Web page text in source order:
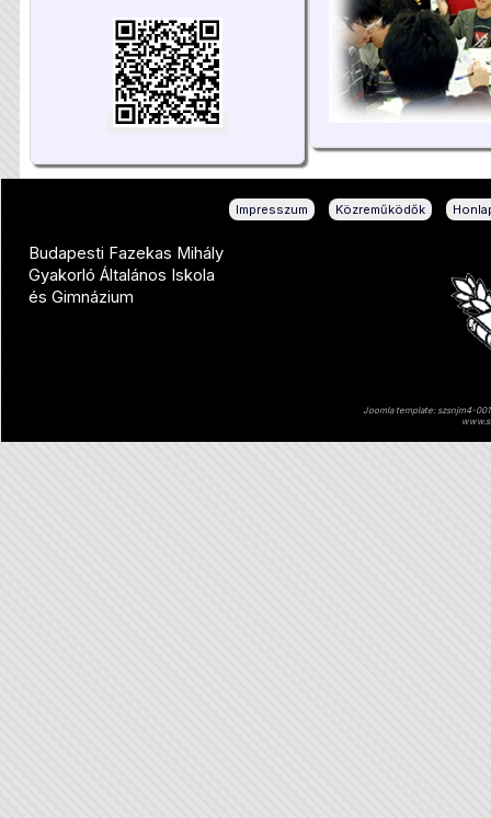
Impresszum Közreműködők
Budapesti Fazekas Mihály
Gyakorló Általános Iskola
és Gimnázium
Joomla template: szsnjm4-